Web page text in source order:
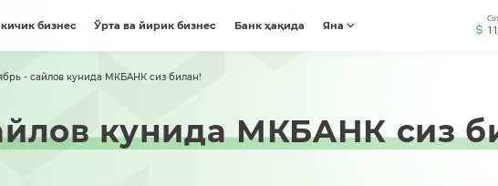
бизнес Ўрта ва йирик бизнес Банк ҳақида Яна
- сайлов кунида МКБAНК сиз билан!
кунида МКБAНК сиз